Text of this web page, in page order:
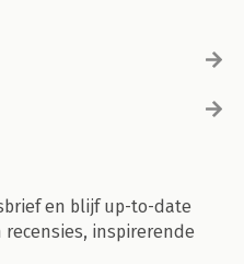
en blijf up-to-date
inspirerende